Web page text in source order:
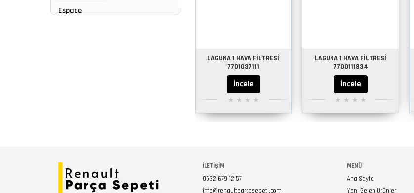
Espace
LAGUNA 1 HAVA FİLTRESİ
7701037111
İncele
LAGUNA 1 HAVA FİLTRESİ
7700111834
İncele
İLETİŞİM
0532 679 12 57
info@renaultparcasepeti.com
MENÜ
Ana Sayfa
Yeni Gelen Ürünler